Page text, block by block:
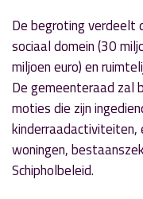
De begroting verdeelt
sociaal domein (30
miljoen euro) en
De gemeenteraad zal
moties die zijn
woningen,
Schipholbeleid.